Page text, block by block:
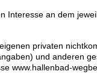
Interesse an dem
privaten
und anderen
www.hallenbad-